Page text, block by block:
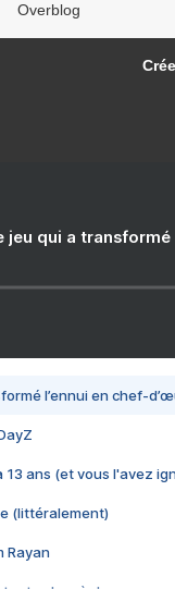
Overblog
jeu qui a transformé
l’ennui en chef-
13 ans (et vous l'avez
(littéralement)
Rayan